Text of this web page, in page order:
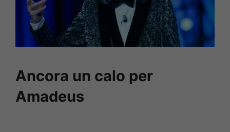
Ancora un calo per
Amadeus